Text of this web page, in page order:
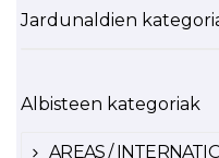
Jardunaldien
Albisteen kategoriak
AREAS /